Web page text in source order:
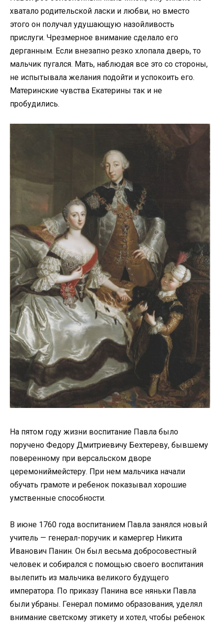
хватало родительской ласки и любви, но вместо
этого он получал удушающую назойливость
прислуги. Чрезмерное внимание сделало его
дерганным. Если внезапно резко хлопала дверь, то
мальчик пугался. Мать, наблюдая все это со стороны,
не испытывала желания подойти и успокоить его.
Материнские чувства Екатерины так и не
пробудились.
На пятом году жизни воспитание Павла было
поручено Федору Дмитриевичу Бехтереву, бывшему
поверенному при версальском дворе
церемониймейстеру. При нем мальчика начали
обучать грамоте и ребенок показывал хорошие
умственные способности.
В июне 1760 года воспитанием Павла занялся новый
учитель — генерал-поручик и камергер Никита
Иванович Панин. Он был весьма добросовестный
человек и собирался с помощью своего воспитания
вылепить из мальчика великого будущего
императора. По приказу Панина все няньки Павла
были убраны. Генерал помимо образования, уделял
внимание светскому этикету и хотел, чтобы ребенок